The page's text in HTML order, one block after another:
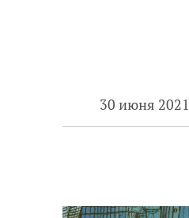
30 июня 2021